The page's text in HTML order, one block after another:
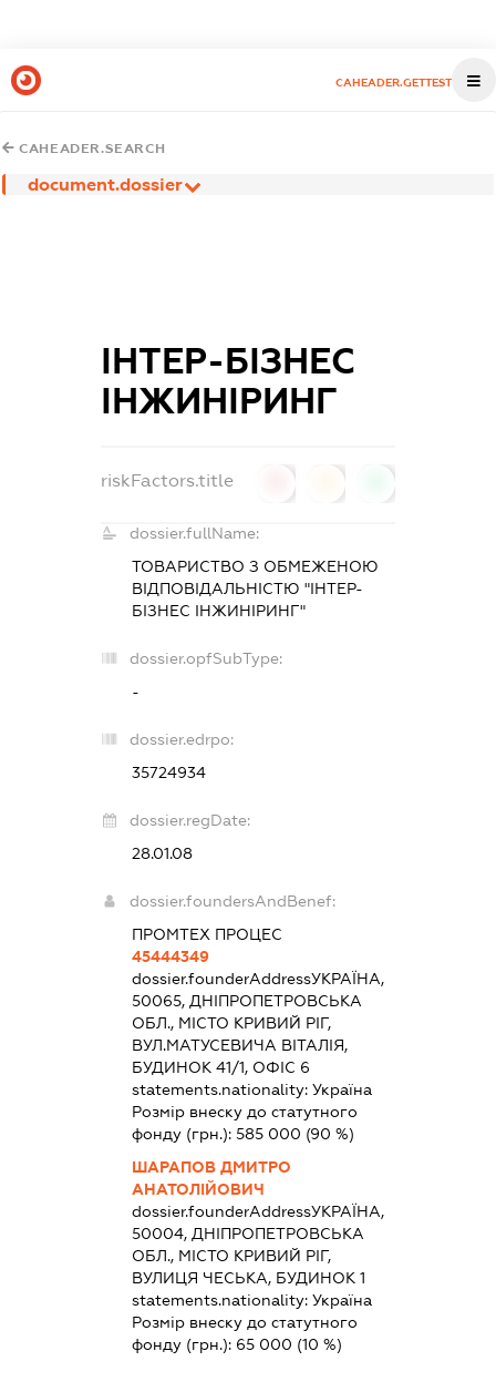
CAHEADER.GETTEST
CAHEADER.SEARCH
document.dossier
ІНТЕР-БІЗНЕС
ІНЖИНІРИНГ
riskFactors.title
dossier.fullName:
ТОВАРИСТВО З ОБМЕЖЕНОЮ
ВІДПОВІДАЛЬНІСТЮ "ІНТЕР-
БІЗНЕС ІНЖИНІРИНГ"
dossier.opfSubType:
-
dossier.edrpo:
35724934
dossier.regDate:
28.01.08
dossier.foundersAndBenef:
ПРОМТЕХ ПРОЦЕС
45444349
dossier.founderAddressУКРАЇНА,
50065, ДНІПРОПЕТРОВСЬКА
ОБЛ., МІСТО КРИВИЙ РІГ,
ВУЛ.МАТУСЕВИЧА ВІТАЛІЯ,
БУДИНОК 41/1, ОФІС 6
statements.nationality:Україна
Розмір внеску до статутного
фонду (грн.):585 000 (90 %)
ШАРАПОВ ДМИТРО
АНАТОЛІЙОВИЧ
dossier.founderAddressУКРАЇНА,
50004, ДНІПРОПЕТРОВСЬКА
ОБЛ., МІСТО КРИВИЙ РІГ,
ВУЛИЦЯ ЧЕСЬКА, БУДИНОК 1
statements.nationality:Україна
Розмір внеску до статутного
фонду (грн.): 65 000 (10 %)